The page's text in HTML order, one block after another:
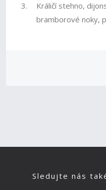
3.
Králičí stehno,
bramborové noky,
Sledujte nás